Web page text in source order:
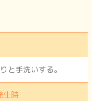
と手洗いする。
生時